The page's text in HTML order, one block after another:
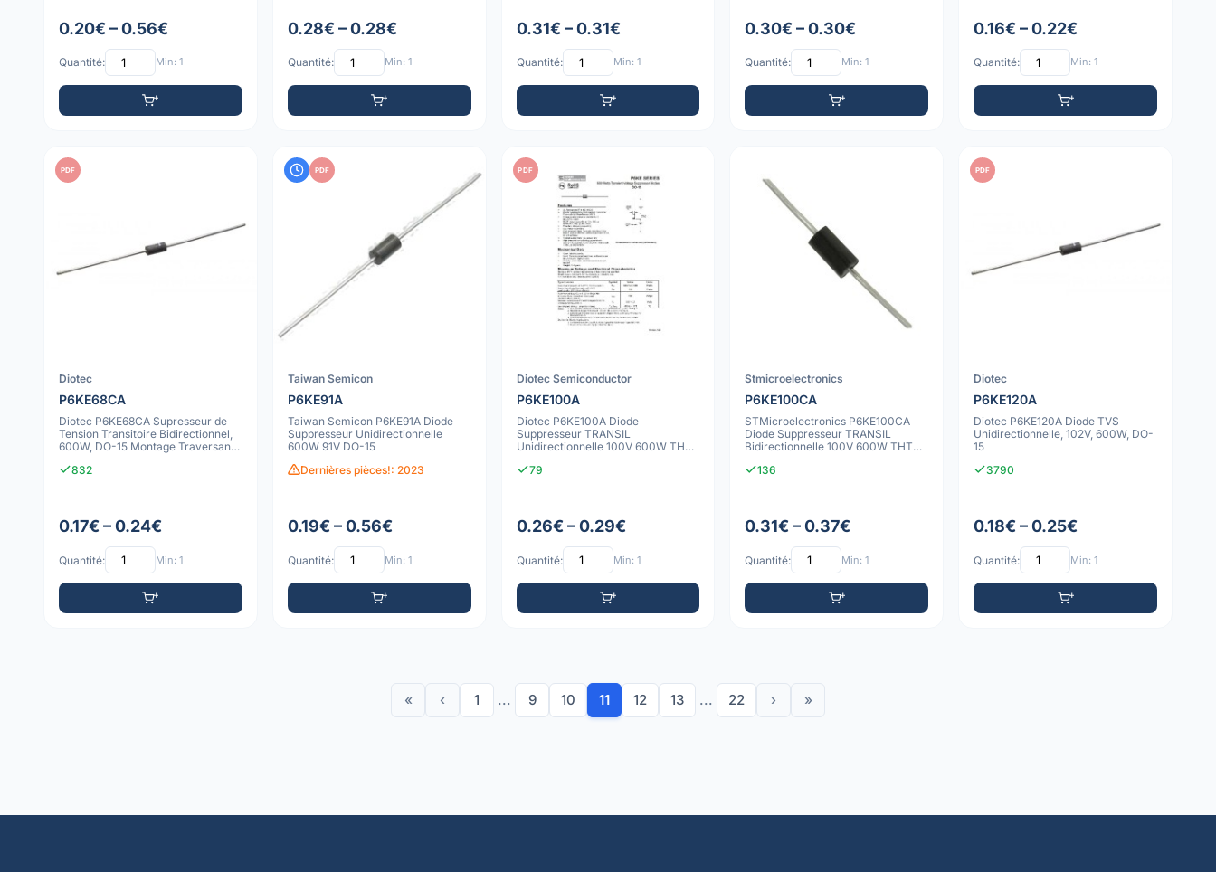
0.20€ – 0.56€
Quantité: Min: 1
0.28€ – 0.28€
Quantité: Min: 1
0.31€ – 0.31€
Quantité: Min: 1
0.30€ – 0.30€
Quantité: Min: 1
0.16€ – 0.22€
Quantité: Min: 1
PDF
Diotec
P6KE68CA
Diotec P6KE68CA Supresseur de
Tension Transitoire Bidirectionnel,
600W, DO-15 Montage Traversant,
832
0.17€ – 0.24€
Quantité: Min: 1
PDF
Taiwan Semicon
P6KE91A
Taiwan Semicon P6KE91A Diode
Suppresseur Unidirectionnelle
600W 91V DO-15
Dernières pièces!: 2023
0.19€ – 0.56€
Quantité: Min: 1
PDF
Diotec Semiconductor
P6KE100A
Diotec P6KE100A Diode
Suppresseur TRANSIL
Unidirectionnelle 100V 600W THT
79
0.26€ – 0.29€
Quantité: Min: 1
Stmicroelectronics
P6KE100CA
STMicroelectronics P6KE100CA
Diode Suppresseur TRANSIL
Bidirectionnelle 100V 600W THT
136
0.31€ – 0.37€
Quantité: Min: 1
PDF
Diotec
P6KE120A
Diotec P6KE120A Diode TVS
Unidirectionnelle, 102V, 600W, DO-
15
3790
0.18€ – 0.25€
Quantité: Min: 1
« ‹ 1 ... 9 10 11 12 13 ... 22 › »